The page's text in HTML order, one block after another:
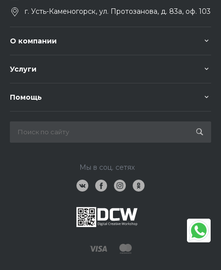
г. Усть-Каменогорск, ул. Протозанова, д. 83а, оф. 103
О компании
Услуги
Помощь
Мы в соц. сетях